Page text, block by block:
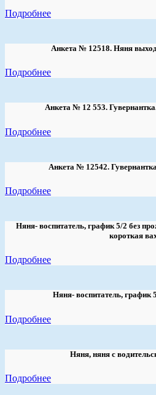
Подробнее
Анкета № 12518. Няня
Подробнее
Анкета № 12 553.
Подробнее
Анкета № 12542.
Подробнее
Няня- воспитатель, график 5/2 без
короткая
Подробнее
Няня- воспитатель, график
Подробнее
Няня, няня с
Подробнее